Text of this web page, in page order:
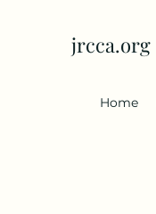
jrcca.org
Home